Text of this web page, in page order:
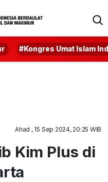
#Kongres Umat Islam
Ahad , 15 Sep 2024, 20:25 WIB
Kim Plus di